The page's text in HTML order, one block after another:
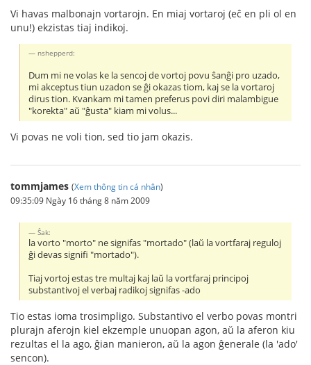
Vi havas malbonajn vortarojn. En miaj vortaroj (eĉ en pli ol en
unu!) ekzistas tiaj indikoj.
nshepperd:
Dum mi ne volas ke la sencoj de vortoj povu ŝanĝi pro uzado,
mi akceptus tiun uzadon se ĝi okazas tiom, kaj se la vortaroj
dirus tion. Kvankam mi tamen preferus povi diri malambigue
"korekta" aŭ "ĝusta" kiam mi volus...
Vi povas ne voli tion, sed tio jam okazis.
tommjames (Xem thông tin cá nhân)
09:35:09 Ngày 16 tháng 8 năm 2009
Ŝak:
la vorto "morto" ne signifas "mortado" (laŭ la vortfaraj reguloj
ĝi devas signifi "mortado").
Tiaj vortoj estas tre multaj kaj laŭ la vortfaraj principoj
substantivoj el verbaj radikoj signifas -ado
Tio estas ioma trosimpligo. Substantivo el verbo povas montri
plurajn aferojn kiel ekzemple unuopan agon, aŭ la aferon kiu
rezultas el la ago, ĝian manieron, aŭ la agon ĝenerale (la 'ado'
sencon).